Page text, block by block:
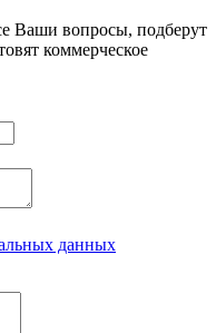
Ваши вопросы, подберут
коммерческое
данных